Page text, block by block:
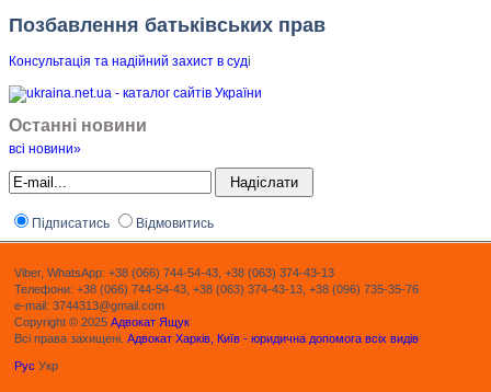
Позбавлення батьківських прав
Консультація та надійний захист в суді
Останні новини
всі новини»
Підписатись Відмовитись
Viber, WhatsApp: +38 (066) 744-54-43, +38 (063) 374-43-13
Телефони: +38 (066) 744-54-43, +38 (063) 374-43-13, +38 (096) 735-35-76
e-mail: 3744313@gmail.com
Copyright © 2025 Адвокат Ящук
Всі права захищені. Адвокат Харків, Київ - юридична допомога всіх видів
Рус Укр